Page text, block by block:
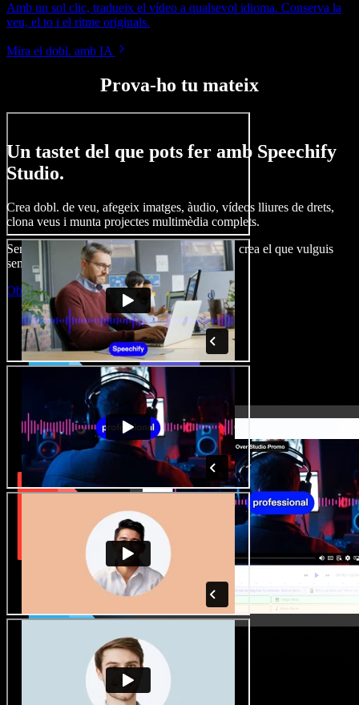
Amb un sol clic, tradueix el vídeo a qualsevol idioma. Conserva la
veu, el to i el ritme originals.
Mira el dobl. amb IA
Prova-ho tu mateix
Un tastet del que pots fer amb Speechify
Studio.
Crea dobl. de veu, afegeix imatges, àudio, vídeos lliures de drets,
clona veus i munta projectes multimèdia complets.
Sense corba d’aprenentatge, tot al navegador: crea el que vulguis
sense els límits de sempre.
Obre l'Studio